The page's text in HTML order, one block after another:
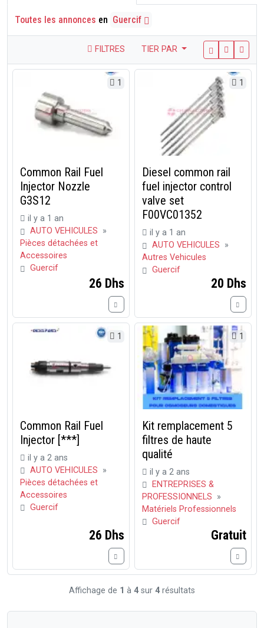
Toutes les annonces en Guercif
FILTRES TIER PAR
1
Common Rail Fuel
Injector Nozzle
G3S12
il y a 1 an
AUTO VEHICULES »
Pièces détachées et
Accessoires
Guercif
26 Dhs
1
Diesel common rail
fuel injector control
valve set
F00VC01352
il y a 1 an
AUTO VEHICULES »
Autres Vehicules
Guercif
20 Dhs
1
Common Rail Fuel
Injector [***]
il y a 2 ans
AUTO VEHICULES »
Pièces détachées et
Accessoires
Guercif
26 Dhs
1
Kit remplacement 5
filtres de haute
qualité
il y a 2 ans
ENTREPRISES &
PROFESSIONNELS »
Matériels Professionnels
Guercif
Gratuit
Affichage de 1 à 4sur 4résultats